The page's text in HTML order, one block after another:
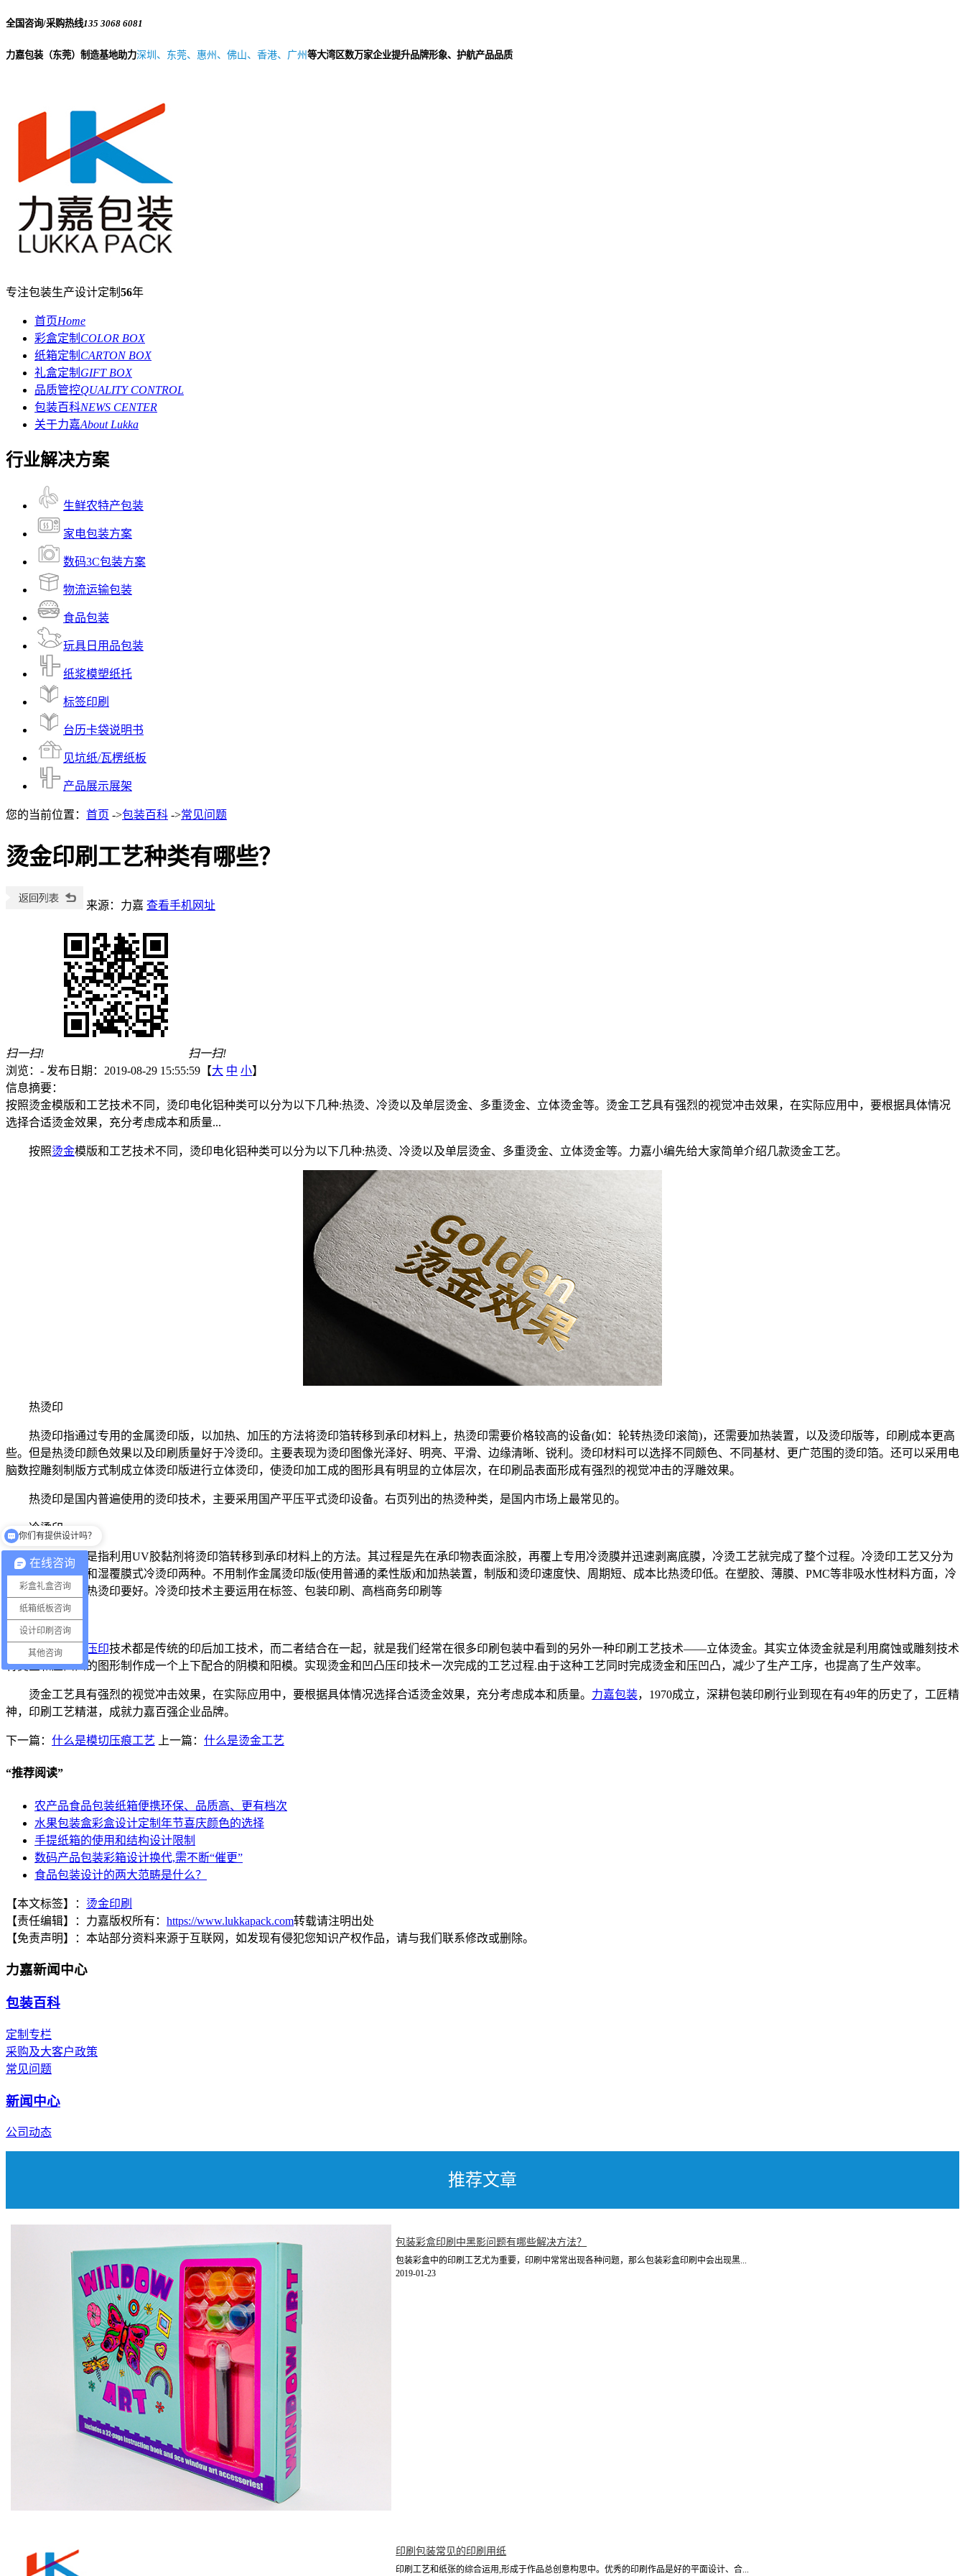
全国咨询/采购热线135 3068 6081
力嘉包装（东莞）制造基地助力深圳、东莞、惠州、佛山、香港、广州 等大湾区数万家企业提升品牌形象、护航产品品质
专注包装生产设计定制 56年
首页Home
彩盒定制 COLOR BOX
纸箱定制 CARTON BOX
礼盒定制 GIFT BOX
品质管控QUALITY CONTROL
包装百科NEWS CENTER
关于力嘉About Lukka
行业解决方案
生鲜农特产包装
家电包装方案
数码3C包装方案
物流运输包装
食品包装
玩具日用品包装
纸浆模塑纸托
标签印刷
台历卡袋说明书
见坑纸/瓦楞纸板
产品展示展架
您的当前位置： 首页 ->包装百科 ->常见问题
烫金印刷工艺种类有哪些？
来源：力嘉 查看手机网址
扫一扫!
扫一扫!
浏览： - 发布日期：2019-08-29 15:55:59【大 中 小】
信息摘要：
按照烫金模版和工艺技术不同，烫印电化铝种类可以分为以下几种:热烫、冷烫以及单层烫金、多重烫金、立体烫金等。烫金工艺具有强烈的视觉冲击效果，在实际应用中，要根据具体情况
选择合适烫金效果，充分考虑成本和质量...
按照烫金模版和工艺技术不同，烫印电化铝种类可以分为以下几种:热烫、冷烫以及单层烫金、多重烫金、立体烫金等。力嘉小编先给大家简单介绍几款烫金工艺。
热烫印
热烫印指通过专用的金属烫印版，以加热、加压的方法将烫印箔转移到承印材料上，热烫印需要价格较高的设备(如：轮转热烫印滚简)，还需要加热装置，以及烫印版等，印刷成本更高
些。但是热烫印颜色效果以及印刷质量好于冷烫印。主要表现为烫印图像光泽好、明亮、平滑、边缘清晰、锐利。烫印材料可以选择不同颇色、不同基材、更广范围的烫印箔。还可以采用电
脑数控雕刻制版方式制成立体烫印版进行立体烫印，使烫印加工成的图形具有明显的立体层次，在印刷品表面形成有强烈的视觉冲击的浮雕效果。
热烫印是国内普遍使用的烫印技术，主要采用国产平压平式烫印设备。右页列出的热烫种类，是国内市场上最常见的。
冷烫印
冷烫印技术是指利用UV胶黏剂将烫印箔转移到承印材料上的方法。其过程是先在承印物表面涂胶，再覆上专用冷烫膜并迅速剥离底膜，冷烫工艺就完成了整个过程。冷烫印工艺又分为
干覆膜式冷烫印和湿覆膜式冷烫印两种。不用制作金属烫印版(使用普通的柔性版)和加热装置，制版和烫印速度快、周期短、成本比热烫印低。在塑胶、薄膜、PMC等非吸水性材料方面，冷
烫印表现效果比热烫印要好。冷烫印技术主要运用在标签、包装印刷、高档商务印刷等
立体烫金
烫金和 凹凸压印技术都是传统的印后加工技术，而二者结合在一起，就是我们经常在很多印刷包装中看到的另外一种印刷工艺技术——立体烫金。其实立体烫金就是利用腐蚀或雕刻技术
将烫金和压凹凸的图形制作成一个上下配合的阴模和阳模。实现烫金和凹凸压印技术一次完成的工艺过程.由于这种工艺同时完成烫金和压凹凸，减少了生产工序，也提高了生产效率。
烫金工艺具有强烈的视觉冲击效果，在实际应用中，要根据具体情况选择合适烫金效果，充分考虑成本和质量。 力嘉包装，1970成立，深耕包装印刷行业到现在有49年的历史了，工匠精
神，印刷工艺精湛，成就力嘉百强企业品牌。
下一篇： 什么是模切压痕工艺 上一篇： 什么是烫金工艺
“推荐阅读”
农产品食品包装纸箱便携环保、品质高、更有档次
水果包装盒彩盒设计定制年节喜庆颜色的选择
手提纸箱的使用和结构设计限制
数码产品包装彩箱设计换代,需不断“催更”
食品包装设计的两大范畴是什么？
【本文标签】： 烫金印刷
【责任编辑】： 力嘉版权所有： https://www.lukkapack.com转载请注明出处
【免责声明】： 本站部分资料来源于互联网，如发现有侵犯您知识产权作品，请与我们联系修改或删除。
力嘉新闻中心
包装百科
定制专栏
采购及大客户政策
常见问题
新闻中心
公司动态
推荐文章
包装彩盒印刷中黑影问题有哪些解决方法？
包装彩盒中的印刷工艺尤为重要，印刷中常常出现各种问题，那么包装彩盒印刷中会出现黑...
2019-01-23
印刷包装常见的印刷用纸
印刷工艺和纸张的综合运用,形成于作品总创意构思中。优秀的印刷作品是好的平面设计、合...
在线咨询
彩盒礼盒咨询
纸箱纸板咨询
设计印刷咨询
其他咨询
你们有提供设计吗？